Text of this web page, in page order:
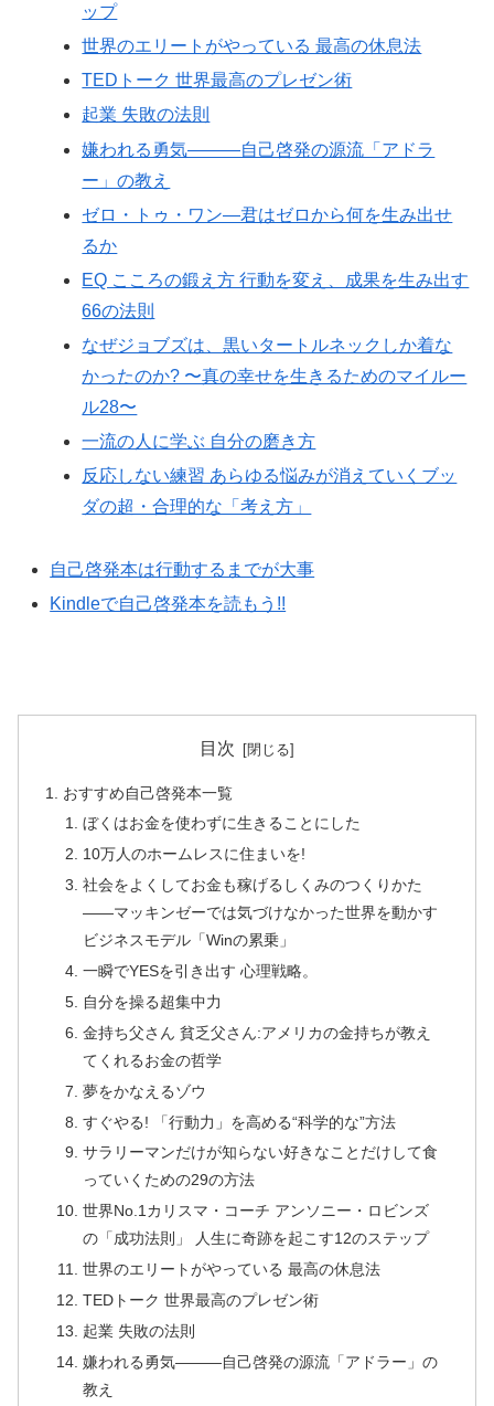
ップ
世界のエリートがやっている 最高の休息法
TEDトーク 世界最高のプレゼン術
起業 失敗の法則
嫌われる勇気―――自己啓発の源流「アドラ
ー」の教え
ゼロ・トゥ・ワン―君はゼロから何を生み出せ
るか
EQ こころの鍛え方 行動を変え、成果を生み出す
66の法則
なぜジョブズは、黒いタートルネックしか着な
かったのか? 〜真の幸せを生きるためのマイルー
ル28〜
一流の人に学ぶ 自分の磨き方
反応しない練習 あらゆる悩みが消えていくブッ
ダの超・合理的な「考え方」
自己啓発本は行動するまでが大事
Kindleで自己啓発本を読もう!!
目次
おすすめ自己啓発本一覧
ぼくはお金を使わずに生きることにした
10万人のホームレスに住まいを!
社会をよくしてお金も稼げるしくみのつくりかた
――マッキンゼーでは気づけなかった世界を動かす
ビジネスモデル「Winの累乗」
一瞬でYESを引き出す 心理戦略。
自分を操る超集中力
金持ち父さん 貧乏父さん:アメリカの金持ちが教え
てくれるお金の哲学
夢をかなえるゾウ
すぐやる! 「行動力」を高める“科学的な”方法
サラリーマンだけが知らない好きなことだけして食
っていくための29の方法
世界No.1カリスマ・コーチ アンソニー・ロビンズ
の「成功法則」 人生に奇跡を起こす12のステップ
世界のエリートがやっている 最高の休息法
TEDトーク 世界最高のプレゼン術
起業 失敗の法則
嫌われる勇気―――自己啓発の源流「アドラー」の
教え